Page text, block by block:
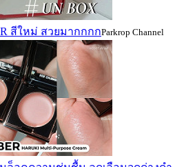
สีใหม่ สวยมากกกกParkrop Channel